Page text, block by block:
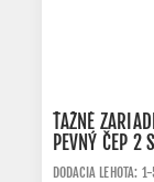
ŤAŽNÉ
PEVNÝ ČEP 2
DODACIA LEHOTA: 1-